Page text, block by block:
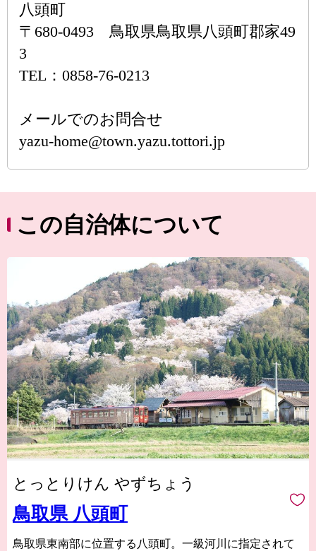
八頭町
〒680-0493 鳥取県鳥取県八頭町郡家49
3
TEL：0858-76-0213
メールでのお問合せ
yazu-home@town.yazu.tottori.jp
この自治体について
とっとりけん やずちょう
鳥取県 八頭町
鳥取県東南部に位置する八頭町。一級河川に指定されて